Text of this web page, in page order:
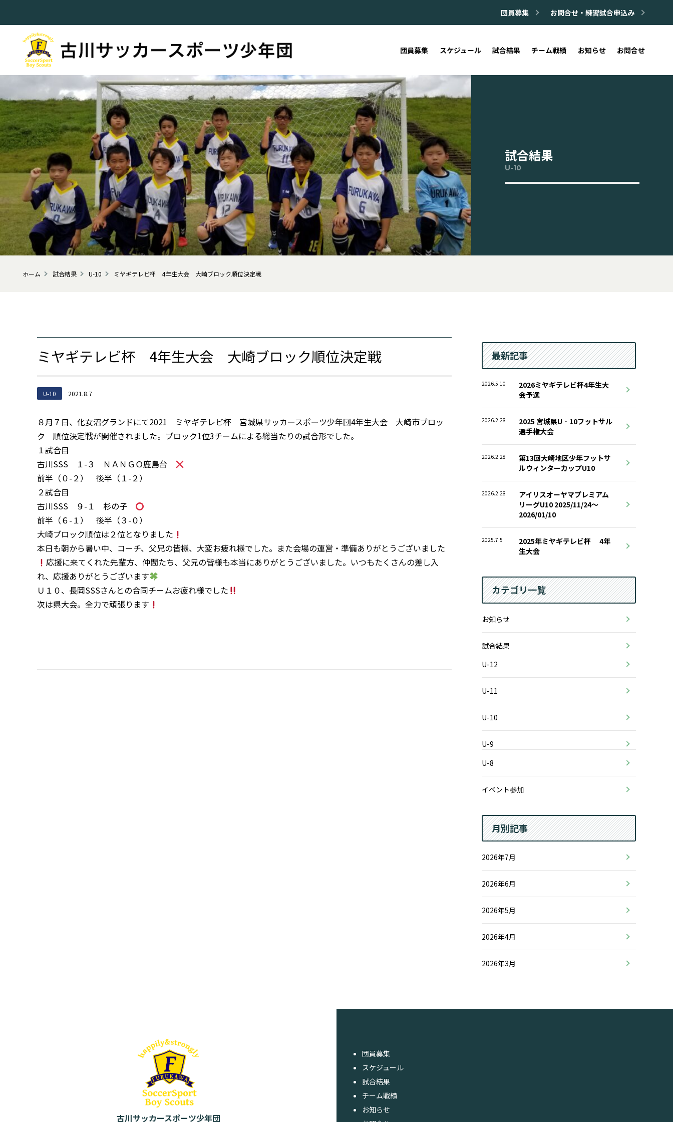
団員募集 お問合せ・練習試合申込み
団員募集 スケジュール 試合結果 チーム戦績 お知らせ お問合せ
試合結果
U-10
ホーム 試合結果 U-10 ミヤギテレビ杯 4年生大会 大崎ブロック順位決定戦
ミヤギテレビ杯 4年生大会 大崎ブロック順位決定戦
U-10 2021.8.7
８月７日、化女沼グランドにて2021 ミヤギテレビ杯 宮城県サッカースポーツ少年団4年生大会 大崎市ブロッ
ク 順位決定戦が開催されました。ブロック1位3チームによる総当たりの試合形でした。
１試合目
古川SSS １-３ ＮＡＮＧＯ鹿島台
前半（０-２） 後半（１-２）
２試合目
古川SSS ９-１ 杉の子
前半（６-１） 後半（３-０）
大崎ブロック順位は２位となりました
本日も朝から暑い中、コーチ、父兄の皆様、大変お疲れ様でした。また会場の運営・準備ありがとうございました
応援に来てくれた先輩方、仲間たち、父兄の皆様も本当にありがとうございました。いつもたくさんの差し入
れ、応援ありがとうございます
Ｕ１０、長岡SSSさんとの合同チームお疲れ様でした
次は県大会。全力で頑張ります
最新記事
2026.5.10
2026ミヤギテレビ杯4年生大
会予選
2026.2.28
2025 宮城県U‐10フットサル
選手権大会
2026.2.28
第13回大崎地区少年フットサ
ルウィンターカップU10
2026.2.28
アイリスオーヤマプレミアム
リーグU10 2025/11/24〜
2026/01/10
2025.7.5
2025年ミヤギテレビ杯 4年
生大会
カテゴリ一覧
お知らせ
試合結果
U-12
U-11
U-10
U-9
U-8
イベント参加
月別記事
2026年7月
2026年6月
2026年5月
2026年4月
2026年3月
団員募集
スケジュール
試合結果
チーム戦績
お知らせ
古川サッカースポーツ少年団